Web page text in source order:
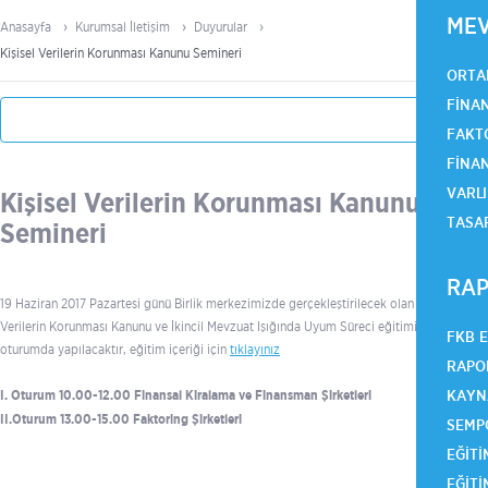
FKB
Anasayfa Kurumsal İletişim
Duyurular
Kişisel Verilerin Korunması Kanunu Semineri
Kişisel Verilerin Korunması Kanunu
Semineri
19 Haziran 2017 Pazartesi günü Birlik merkezimizde gerçekleştirilecek olan Kişisel
Verilerin Korunması Kanunu ve İkincil Mevzuat Işığında Uyum Süreci eğitimi iki
oturumda yapılacaktır, eğitim içeriği için tıklayınız
I. Oturum 10.00-12.00 Finansal Kiralama ve Finansman Şirketleri
II.Oturum 13.00-15.00 Faktoring Şirketleri